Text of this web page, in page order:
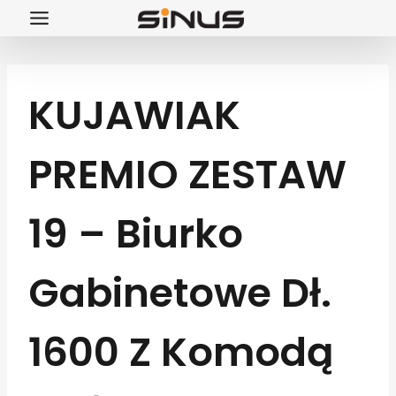
Przejdź
KUJAWIAK
PREMIO ZESTAW
19 – Biurko
Gabinetowe Dł.
1600 Z Komodą